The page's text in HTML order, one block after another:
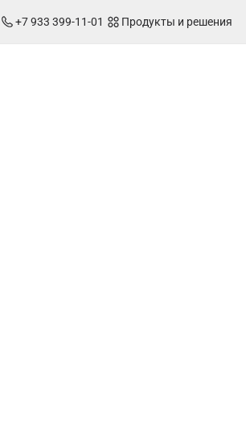
+7 933 399-11-01 Продукты и решения